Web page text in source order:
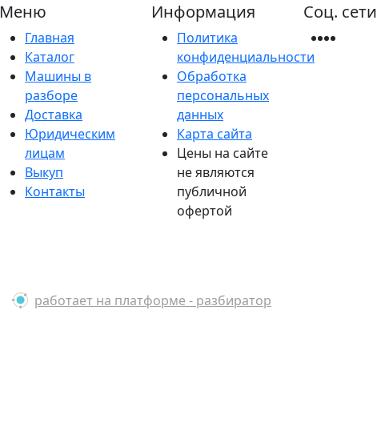
Меню
Главная
Каталог
Машины в
разборе
Доставка
Юридическим
лицам
Выкуп
Контакты
Информация
Политика
конфиденциальности
Обработка
персональных
данных
Карта сайта
Цены на сайте
не являются
публичной
офертой
Соц. сети
работает на платформе - разбиратор